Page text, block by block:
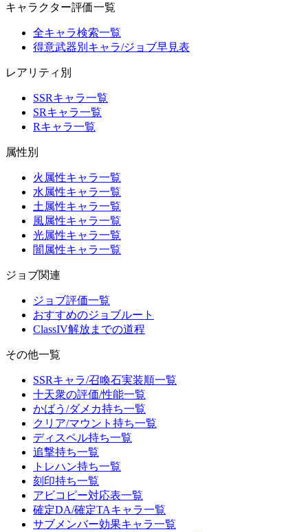
キャラクター評価一覧
全キャラ検索一覧
得意武器別キャラ/ジョブ早見表
レアリティ別
SSRキャラ一覧
SRキャラ一覧
Rキャラ一覧
属性別
火属性キャラ一覧
水属性キャラ一覧
土属性キャラ一覧
風属性キャラ一覧
光属性キャラ一覧
闇属性キャラ一覧
ジョブ関連
ジョブ評価一覧
おすすめのジョブルート
ClassIV解放までの道程
その他一覧
SSRキャラ/召喚石実装順一覧
十天衆の評価/性能一覧
かばう/ダメカ持ち一覧
クリア/マウント持ち一覧
ディスペル持ち一覧
追撃持ち一覧
トレハン持ち一覧
刻印持ち一覧
アビコピー対応表一覧
確定DA/確定TAキャラ一覧
サブメンバー効果キャラ一覧